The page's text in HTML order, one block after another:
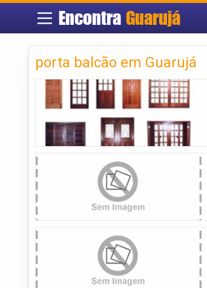
EncontraGuarujá
porta balcão em Guarujá